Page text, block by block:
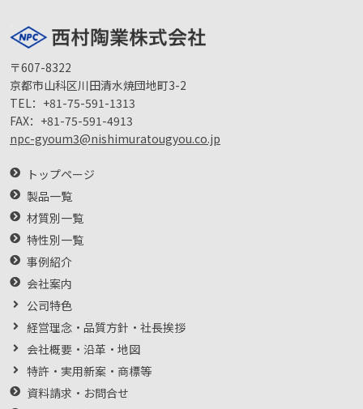
〒607-8322
京都市山科区川田清水焼団地町3-2
TEL： +81-75-591-1313
FAX： +81-75-591-4913
npc-gyoum3@nishimuratougyou.co.jp
トップページ
製品一覧
材質別一覧
特性別一覧
事例紹介
会社案内
公司特色
経営理念・品質方針・社長挨拶
会社概要・沿革・地図
特許・実用新案・商標等
資料請求・お問合せ